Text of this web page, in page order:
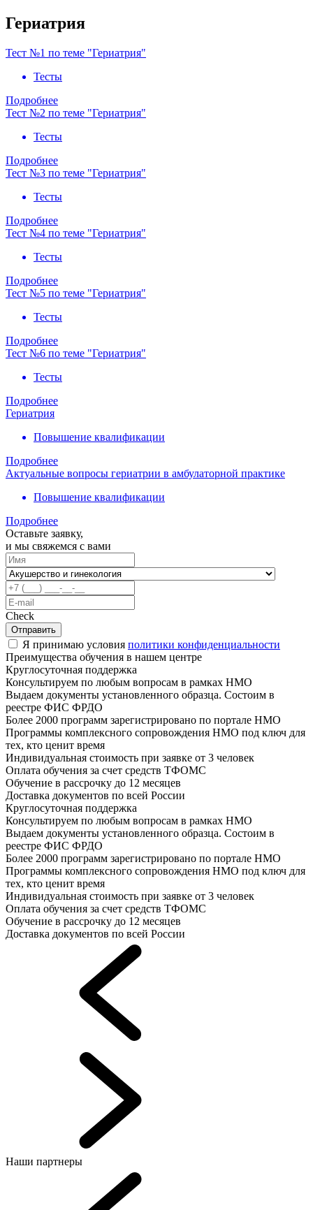
Гериатрия
Тест №1 по теме "Гериатрия"
Тесты
Подробнее
Тест №2 по теме "Гериатрия"
Тесты
Подробнее
Тест №3 по теме "Гериатрия"
Тесты
Подробнее
Тест №4 по теме "Гериатрия"
Тесты
Подробнее
Тест №5 по теме "Гериатрия"
Тесты
Подробнее
Тест №6 по теме "Гериатрия"
Тесты
Подробнее
Гериатрия
Повышение квалификации
Подробнее
Актуальные вопросы гериатрии в амбулаторной практике
Повышение квалификации
Подробнее
Оставьте заявку,
и мы свяжемся с вами
Check
Отправить
Я принимаю условия политики конфиденциальности
Преимущества обучения в нашем центре
Круглосуточная поддержка
Консультируем по любым вопросам в рамках НМО
Выдаем документы установленного образца. Состоим в
реестре ФИС ФРДО
Более 2000 программ зарегистрировано по портале НМО
Программы комплексного сопровождения НМО под ключ для
тех, кто ценит время
Индивидуальная стоимость при заявке от 3 человек
Оплата обучения за счет средств ТФОМС
Обучение в рассрочку до 12 месяцев
Доставка документов по всей России
Круглосуточная поддержка
Консультируем по любым вопросам в рамках НМО
Выдаем документы установленного образца. Состоим в
реестре ФИС ФРДО
Более 2000 программ зарегистрировано по портале НМО
Программы комплексного сопровождения НМО под ключ для
тех, кто ценит время
Индивидуальная стоимость при заявке от 3 человек
Оплата обучения за счет средств ТФОМС
Обучение в рассрочку до 12 месяцев
Доставка документов по всей России
Наши партнеры